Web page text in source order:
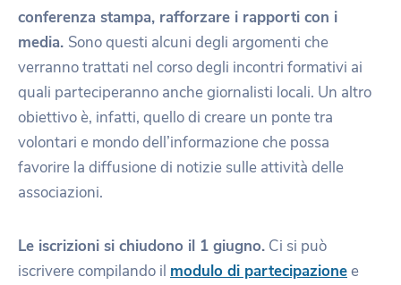
conferenza stampa, rafforzare i rapporti con i
media. Sono questi alcuni degli argomenti che
verranno trattati nel corso degli incontri formativi ai
quali parteciperanno anche giornalisti locali. Un altro
obiettivo è, infatti, quello di creare un ponte tra
volontari e mondo dell’informazione che possa
favorire la diffusione di notizie sulle attività delle
associazioni.
Le iscrizioni si chiudono il 1 giugno. Ci si può
iscrivere compilando il modulo di partecipazionee